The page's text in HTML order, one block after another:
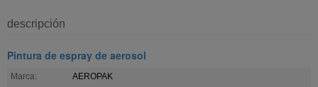
descripción
Pintura de espray de aerosol
Marca:
AEROPAK